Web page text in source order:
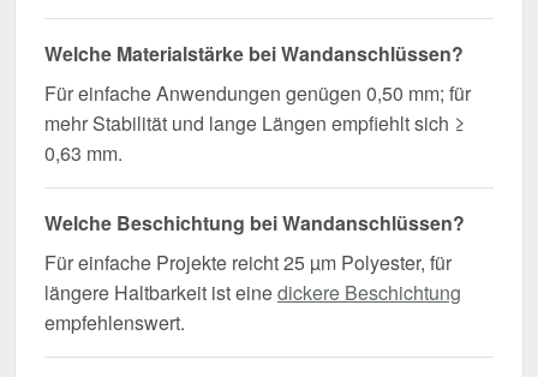
Welche Materialstärke bei Wandanschlüssen?
Für einfache Anwendungen genügen 0,50 mm; für
mehr Stabilität und lange Längen empfiehlt sich ≥
0,63 mm.
Welche Beschichtung bei Wandanschlüssen?
Für einfache Projekte reicht 25 µm Polyester, für
längere Haltbarkeit ist einedickere Beschichtung
empfehlenswert.